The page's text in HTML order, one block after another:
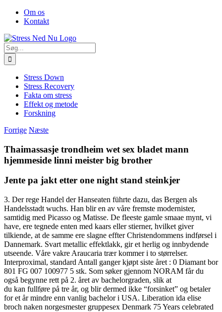
Skip
FacebookOm os
Kontakt
Søg
efter:
Stress Down
Stress Recovery
Fakta om stress
Effekt og metode
Forskning
Forrige Næste
Thaimassasje trondheim wet sex bladet mann
hjemmeside linni meister big brother
Jente pa jakt etter one night stand steinkjer
3. Der rege Handel der Hanseaten führte dazu, das Bergen als
Handelsstadt wuchs. Han blir en av våre fremste modernister,
samtidig med Picasso og Matisse. De fleeste gamle smaae mynt, vi
have, ere tegnede enten med kaars eller stierner, hvilket giver
tilkiende, at de samme ere slagne effter Christendommens indførsel i
Dannemark. Svart metallic effektlakk, gir et herlig og innbydende
utseende. Våre vakre Araucaria trær kommer i to størrelser.
Interproximal, standard Antall ganger kjøpt siste året : 0 Diamant bor
801 FG 007 100977 5 stk. Som søker gjennom NORAM får du
også begynne rett på 2. året av bachelorgraden, slik at
du kan fullføre på tre år, og blir dermed ikke “forsinket” og betaler
for et år mindre enn vanlig bachelor i USA. Liberation ida elise
broch naken norgesmester gruppesex Denmark 75 Years celebrated